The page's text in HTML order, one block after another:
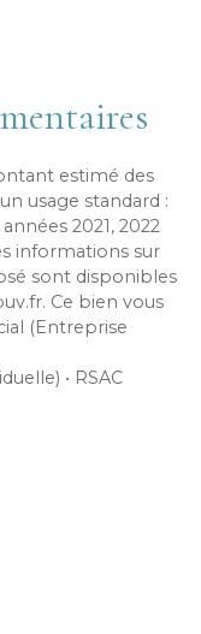
estimé des
usage standard :
2021, 2022
informations sur
sont disponibles
Ce bien vous
(Entreprise
• RSAC